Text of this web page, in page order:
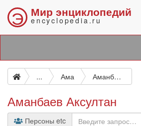
Э Мир энциклопедий
encyclopedia.ru
... Ама Аманбаев Аксултан
Аманбаев Аксултан
Персоны etc